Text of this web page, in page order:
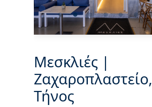
Μεσκλιές |
Ζαχαροπλαστείο,
Τήνος